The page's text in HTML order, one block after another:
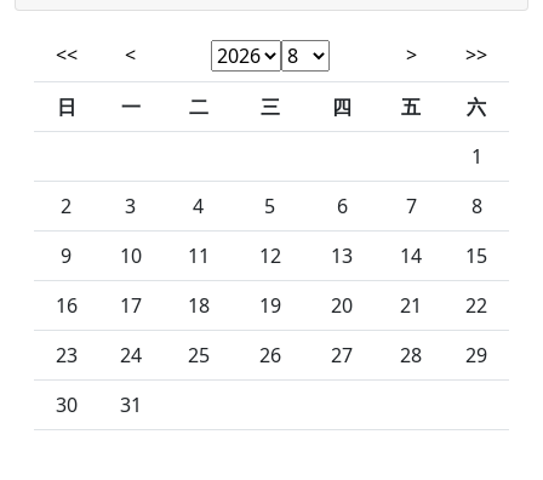
<< < >
>>
日
一 二 三 四 五
六
1
2
3 4 5 6 7
8
9
10 11 12 13 14
15
16
17 18 19 20 21
22
23
24 25 26 27 28
29
30
31